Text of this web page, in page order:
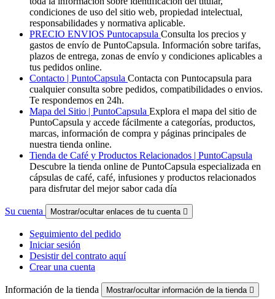
condiciones de uso del sitio web, propiedad intelectual,
responsabilidades y normativa aplicable.
PRECIO ENVIOS Puntocapsula Consulta los precios y
gastos de envío de PuntoCapsula. Información sobre tarifas,
plazos de entrega, zonas de envío y condiciones aplicables a
tus pedidos online.
Contacto | PuntoCapsula Contacta con Puntocapsula para
cualquier consulta sobre pedidos, compatibilidades o envios.
Te respondemos en 24h.
Mapa del Sitio | PuntoCapsula Explora el mapa del sitio de
PuntoCapsula y accede fácilmente a categorías, productos,
marcas, información de compra y páginas principales de
nuestra tienda online.
Tienda de Café y Productos Relacionados | PuntoCapsula
Descubre la tienda online de PuntoCapsula especializada en
cápsulas de café, café, infusiones y productos relacionados
para disfrutar del mejor sabor cada día
Su cuenta Mostrar/ocultar enlaces de tu cuenta 
Seguimiento del pedido
Iniciar sesión
Desistir del contrato aquí
Crear una cuenta
Información de la tienda Mostrar/ocultar información de la tienda 